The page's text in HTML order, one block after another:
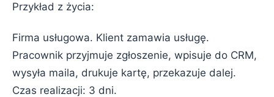
Przykład z życia:
Firma usługowa. Klient zamawia usługę.
Pracownik przyjmuje zgłoszenie, wpisuje do CRM,
wysyła maila, drukuje kartę, przekazuje dalej.
Czas realizacji: 3 dni.